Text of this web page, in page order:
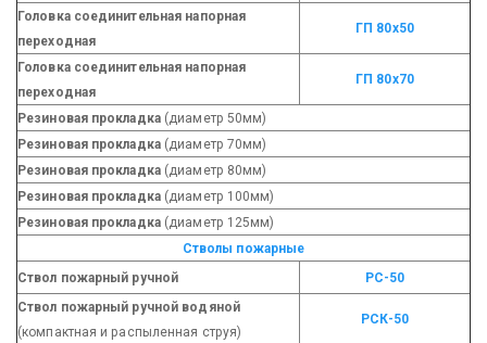
Головка соединительная напорная
переходная
ГП 80х50
Головка соединительная напорная
переходная
ГП 80х70
Резиновая прокладка(диаметр 50мм)
Резиновая прокладка(диаметр 70мм)
Резиновая прокладка (диаметр 80мм)
Резиновая прокладка(диаметр 100мм)
Резиновая прокладка (диаметр 125мм)
Стволы пожарные
Ствол пожарный ручной
РС-50
Ствол пожарный ручной водяной
(компактная и распыленная струя)
РСК-50